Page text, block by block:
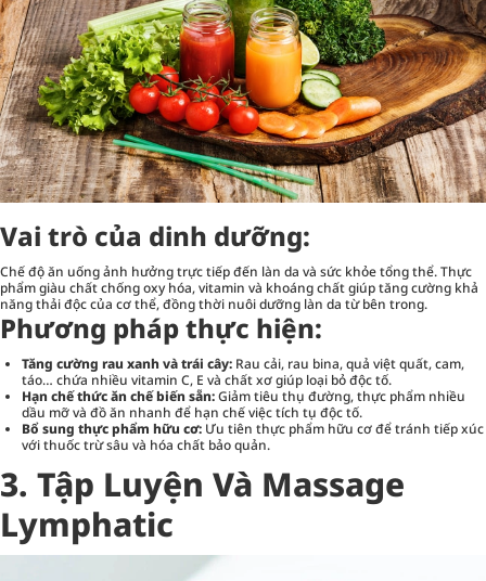
Vai trò của dinh dưỡng:
Chế độ ăn uống ảnh hưởng trực tiếp đến làn da và sức khỏe tổng thể. Thực
phẩm giàu chất chống oxy hóa, vitamin và khoáng chất giúp tăng cường khả
năng thải độc của cơ thể, đồng thời nuôi dưỡng làn da từ bên trong.
Phương pháp thực hiện:
Tăng cường rau xanh và trái cây: Rau cải, rau bina, quả việt quất, cam,
táo… chứa nhiều vitamin C, E và chất xơ giúp loại bỏ độc tố.
Hạn chế thức ăn chế biến sẵn:Giảm tiêu thụ đường, thực phẩm nhiều
dầu mỡ và đồ ăn nhanh để hạn chế việc tích tụ độc tố.
Bổ sung thực phẩm hữu cơ: Ưu tiên thực phẩm hữu cơ để tránh tiếp xúc
với thuốc trừ sâu và hóa chất bảo quản.
3. Tập Luyện Và Massage
Lymphatic